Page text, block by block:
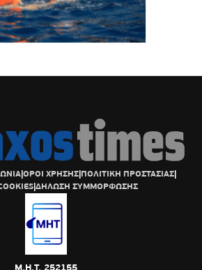
|ΟΡΟΙ ΧΡΗΣΗΣ|ΠΟΛΙΤΙΚΗ ΠΡΟΣΤΑΣΙΑΣ|
|ΔΗΛΩΣΗ ΣΥΜΜΟΡΦΩΣΗΣ
Μ.Η.Τ. 252155